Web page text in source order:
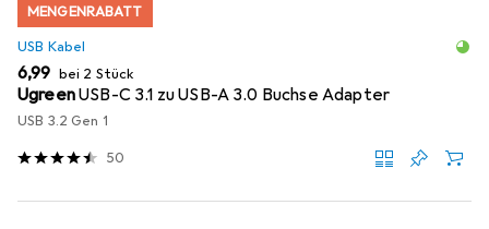
MENGENRABATT
USB Kabel
EUR
6,99 bei 2 Stück
UgreenUSB-C 3.1 zu USB-A 3.0 Buchse Adapter
USB 3.2 Gen 1
50